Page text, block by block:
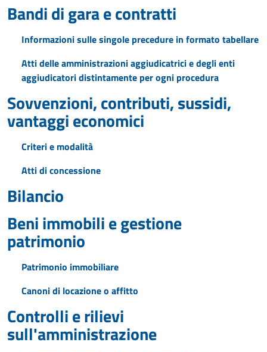
Bandi di gara e contratti
Informazioni sulle singole precedure in formato tabellare
Atti delle amministrazioni aggiudicatrici e degli enti
aggiudicatori distintamente per ogni procedura
Sovvenzioni, contributi, sussidi,
vantaggi economici
Criteri e modalità
Atti di concessione
Bilancio
Beni immobili e gestione
patrimonio
Patrimonio immobiliare
Canoni di locazione o affitto
Controlli e rilievi
sull'amministrazione